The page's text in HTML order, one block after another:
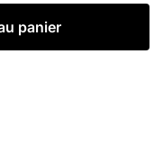
panier